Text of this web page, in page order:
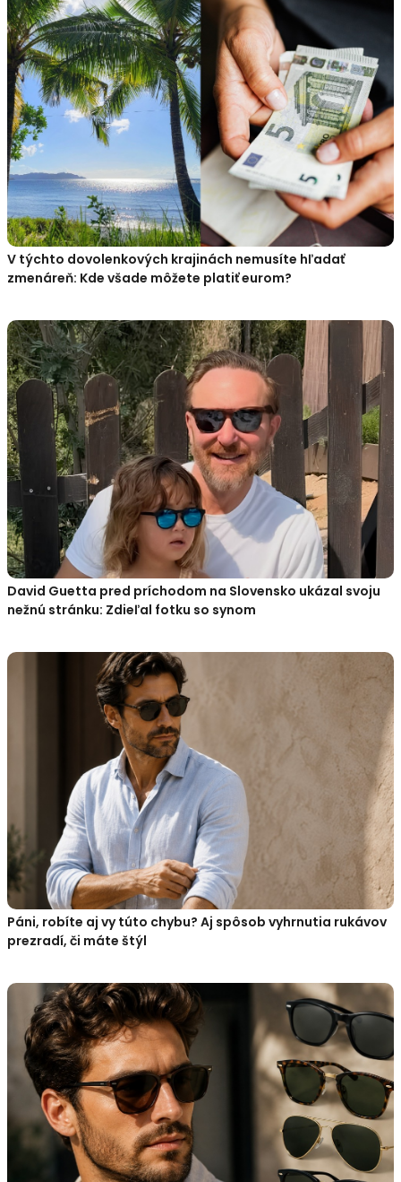
V týchto dovolenkových krajinách nemusíte hľadať
zmenáreň: Kde všade môžete platiť eurom?
David Guetta pred príchodom na Slovensko ukázal svoju
nežnú stránku: Zdieľal fotku so synom
Páni, robíte aj vy túto chybu? Aj spôsob vyhrnutia rukávov
prezradí, či máte štýl